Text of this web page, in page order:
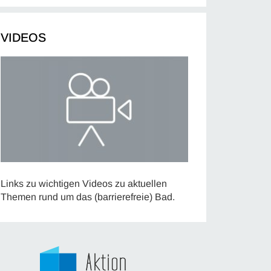
VIDEOS
Links zu wichtigen Videos zu aktuellen
Themen rund um das (barrierefreie) Bad.